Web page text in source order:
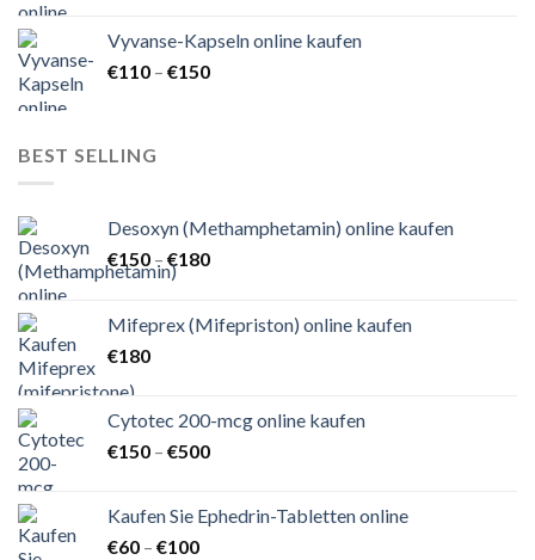
€218
Vyvanse-Kapseln online kaufen
€110 – €150Preisspanne:
BEST SELLING
Desoxyn (Methamphetamin) online kaufen
€150 – €180Preisspanne:
€180
Mifeprex (Mifepriston) online kaufen
€180
Cytotec 200-mcg online kaufen
€150 – €500Preisspanne:
€500
Kaufen Sie Ephedrin-Tabletten online
€60 – €100Preisspanne: